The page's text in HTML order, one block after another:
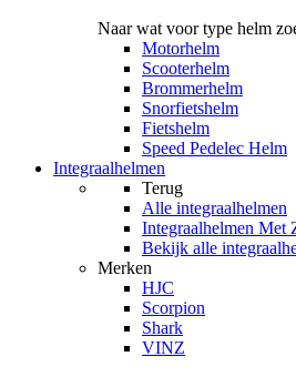
Naar wat voor type helm
Motorhelm
Scooterhelm
Brommerhelm
Snorfietshelm
Fietshelm
Speed Pedelec Helm
Integraalhelmen
Terug
Alle integraalhelmen
Integraalhelmen Met
Bekijk alle
Merken
HJC
Scorpion
Shark
VINZ